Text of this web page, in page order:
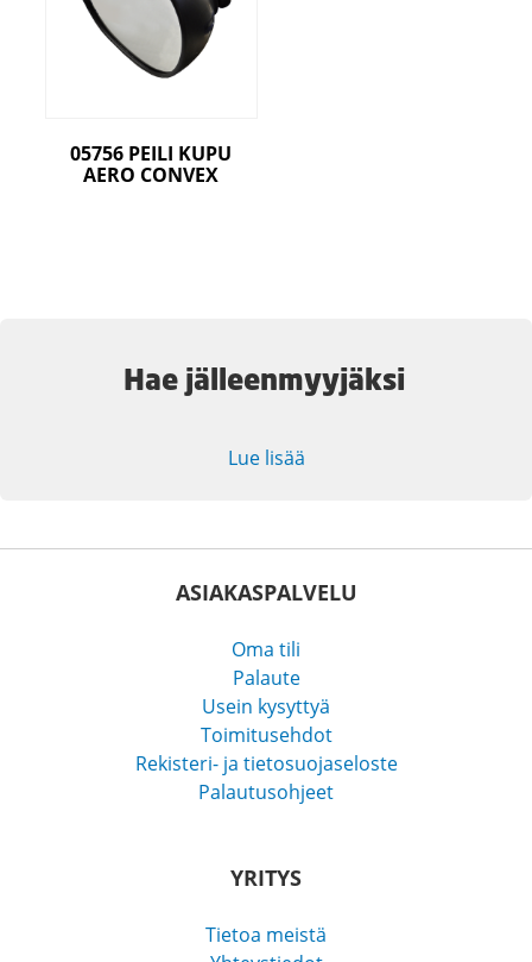
05756 PEILI KUPU
AERO CONVEX
Hae jälleenmyyjäksi
Lue lisää
ASIAKASPALVELU
Oma tili
Palaute
Usein kysyttyä
Toimitusehdot
Rekisteri- ja tietosuojaseloste
Palautusohjeet
YRITYS
Tietoa meistä